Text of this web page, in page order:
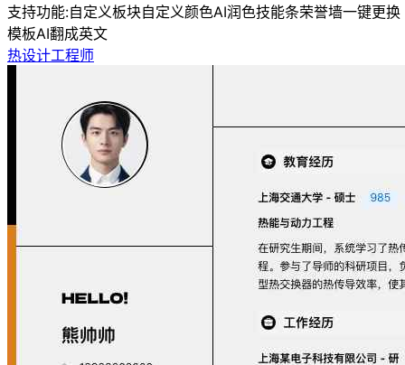
支持功能:自定义板块自定义颜色AI润色技能条荣誉墙一键更换
模板AI翻成英文
热设计工程师